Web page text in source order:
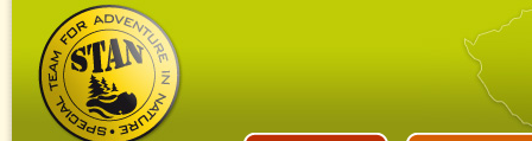
istan.cz
letní tábory 2026, školní
výlety, akce na víkend,
teambuilding